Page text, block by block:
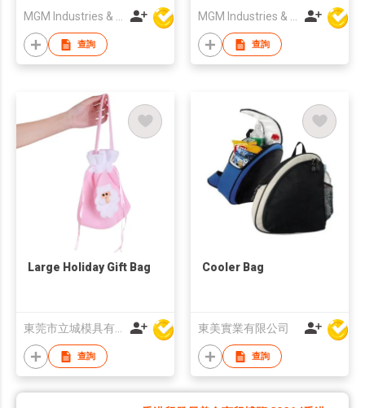
查詢 查詢
Large Holiday Gift Bag
東莞市立城模具有限公司
查詢
Cooler Bag
東美實業有限公司
查詢